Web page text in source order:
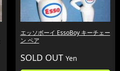
エッソボーイ EssoBoy キーチェー
ン ペア
SOLD OUT Yen